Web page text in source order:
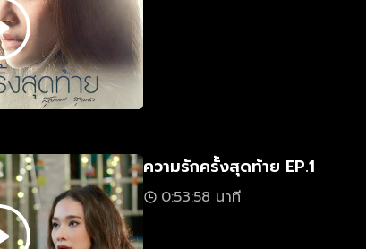
ความรักครั้งสุดท้าย EP.1
0:53:58 นาที